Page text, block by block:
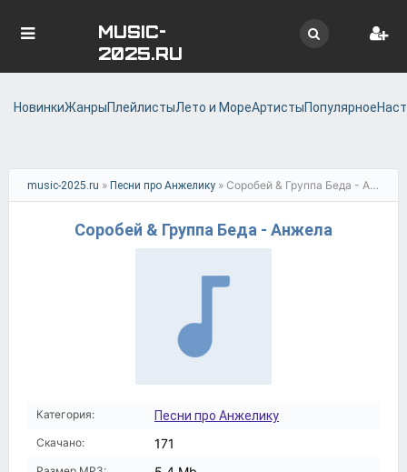
MUSIC-
2025.RU
НовинкиЖанрыПлейлистыЛето и МореАртистыПопулярное
music-2025.ru » Песни про Анжелику » Соробей & Группа Беда - Анжела
Соробей & Группа Беда - Анжела
Категория: Песни про Анжелику
Скачано: 171